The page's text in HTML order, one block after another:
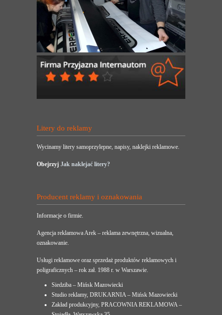
Litery do reklamy
Wycinamy litery samoprzylepne, napisy, naklejki reklamowe.
Obejrzyj Jak naklejać litery?
Producent reklamy i oznakowania
Informacje o firmie.
Agencja reklamowa Arek – reklama zewnętrzna, wizualna,
oznakowanie.
Usługi reklamowe oraz sprzedaż produktów reklamowych i
poligraficznych – rok zał. 1988 r. w Warszawie.
Siedziba – Mińsk Mazowiecki
Studio reklamy, DRUKARNIA – Mińsk Mazowiecki
Zakład produkcyjny, PRACOWNIA REKLAMOWA –